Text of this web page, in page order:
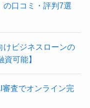
の口コミ・評判7選
けビジネスローンの
可能】
査でオンライン完